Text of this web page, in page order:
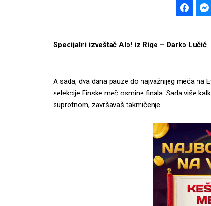
Specijalni izveštač Alo! iz Rige – Darko Lučić
A sada, dva dana pauze do najvažnijeg meča na
selekcije Finske meč osmine finala. Sada više
suprotnom, završavaš takmičenje.